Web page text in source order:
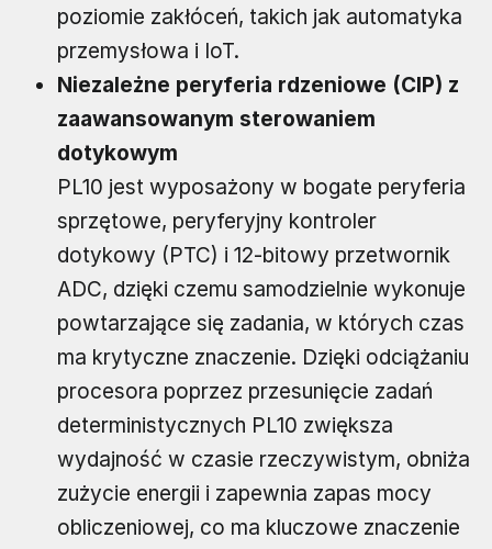
poziomie zakłóceń, takich jak automatyka
przemysłowa i IoT.
Niezależne peryferia rdzeniowe (CIP) z
zaawansowanym sterowaniem
dotykowym
PL10 jest wyposażony w bogate peryferia
sprzętowe, peryferyjny kontroler
dotykowy (PTC) i 12-bitowy przetwornik
ADC, dzięki czemu samodzielnie wykonuje
powtarzające się zadania, w których czas
ma krytyczne znaczenie. Dzięki odciążaniu
procesora poprzez przesunięcie zadań
deterministycznych PL10 zwiększa
wydajność w czasie rzeczywistym, obniża
zużycie energii i zapewnia zapas mocy
obliczeniowej, co ma kluczowe znaczenie